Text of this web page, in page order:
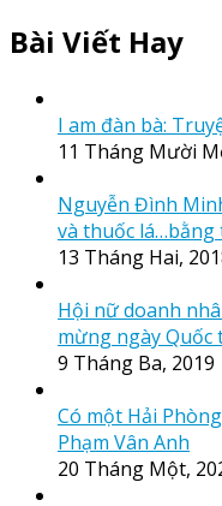
Bài Viết Hay
I am đàn bà:
11 Tháng Mười
Nguyễn Đình
và thuốc lá…bằng
13 Tháng Hai,
Hội nữ doanh
mừng ngày Quốc
9 Tháng Ba, 2019
Có một Hải
Phạm Vân Anh
20 Tháng Một,